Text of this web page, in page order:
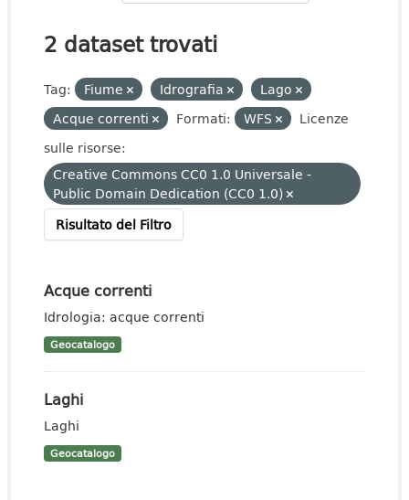
2 dataset trovati
Tag: Fiume Idrografia
Lago
Acque correnti
Formati: WFS
Licenze
sulle risorse:
Creative Commons CC0 1.0 Universale -
Public Domain Dedication (CC0 1.0)
Risultato del Filtro
Acque correnti
Idrologia: acque correnti
Geocatalogo
Laghi
Laghi
Geocatalogo